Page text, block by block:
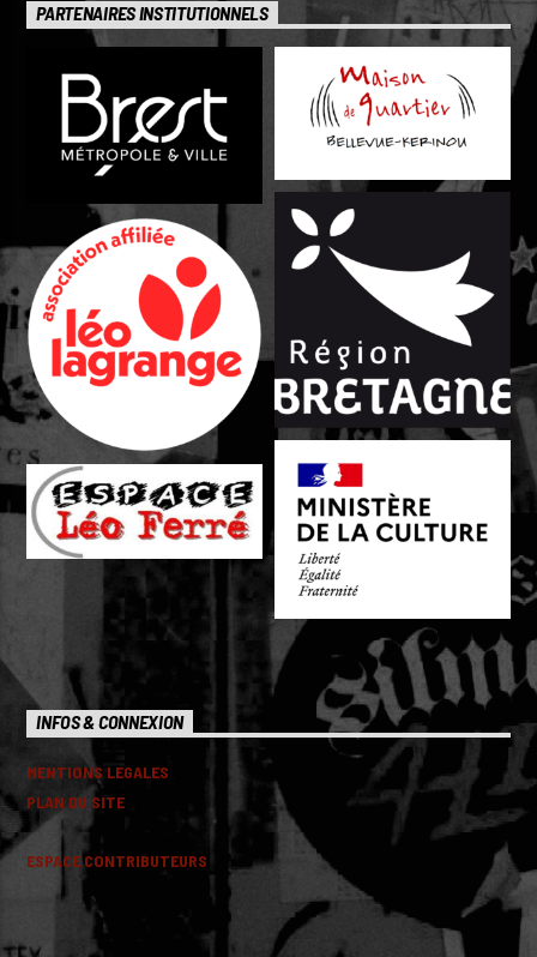
PARTENAIRES INSTITUTIONNELS
INFOS & CONNEXION
MENTIONS LEGALES
PLAN DU SITE
ESPACE CONTRIBUTEURS